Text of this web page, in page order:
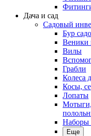
Дача и сад
Садовый
Бур
Веники
Вилы
Грабли
Колеса
Косы,
Лопаты
Мотыги,
Наборы
Еще